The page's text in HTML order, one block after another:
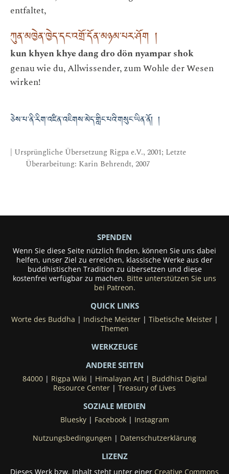
entfaltet,
ཀུན་མཁྱེན་ཁྱེད་དང་འགྲོ་དོན་མཉམ་པར་ཤོག །
kun khyen khye dang dro dön nyampar shok
genau wie du, Allwissender, zum Wohle der Wesen
wirken!
ཅེས་པ་ནི་རིག་འཛིན་འཇིགས་མེད་གླིང་པའི་གསུང་ཡིན་ནོ། །
| Ursprüngliche Übersetzung Rigpa e.V., 2001; Letzte
Überarbeitung: Karin Behrendt, 2007
SPENDEN
Wenn Sie diese Seite nützlich finden, können Sie uns dabei
helfen, unser Ziel zu erreichen, klassische Werke aus der
buddhistischen Tradition zu übersetzen und diese
kostenfrei verfügbar zu machen. Bitte unterstützen Sie uns
bei Patreon.
QUICK LINKS
Worte des Buddha Indische Meister| Tibetische Meister|
Themen
WERKZEUGE
ANDERE SEITEN
84000| Rigpa Wiki Himalayan Art| Buddhist Digital
Resource Center
Treasury of Lives
SOZIALE MEDIEN
Bluesky| Facebook| Instagram
Nutzungsbedingungen
Datenschutzerklärung
LIZENZ